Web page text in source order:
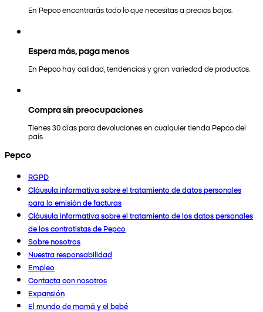
En Pepco encontrarás todo lo que necesitas a precios bajos.
Espera más, paga menos
En Pepco hay calidad, tendencias y gran variedad de productos.
Compra sin preocupaciones
Tienes 30 días para devoluciones en cualquier tienda Pepco del
país.
Pepco
RGPD
Cláusula informativa sobre el tratamiento de datos personales
para la emisión de facturas
Cláusula informativa sobre el tratamiento de los datos personales
de los contratistas de Pepco
Sobre nosotros
Nuestra responsabilidad
Empleo
Contacta con nosotros
Expansión
El mundo de mamá y el bebé